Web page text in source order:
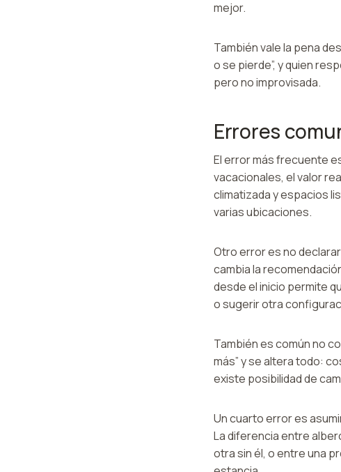
mejor.
También vale la pena
o se pierde”, y quien
pero no improvisada.
Errores
El error más frecuente
vacacionales, el valor
climatizada y espacios
varias ubicaciones.
Otro error es no
cambia la
desde el inicio permite
o sugerir otra
También es común no
más” y se altera todo:
existe posibilidad de
Un cuarto error es
La diferencia entre
otra sin él, o entre una